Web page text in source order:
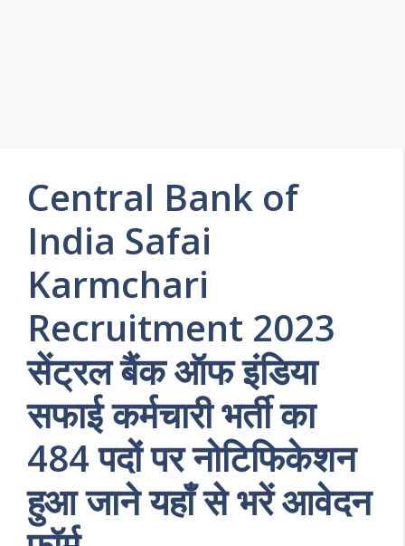
Central Bank of
India Safai
Karmchari
Recruitment 2023
सेंट्रल बैंक ऑफ इंडिया
सफाई कर्मचारी भर्ती का
484 पदों पर नोटिफिकेशन
हुआ जाने यहाँ से भरें आवेदन